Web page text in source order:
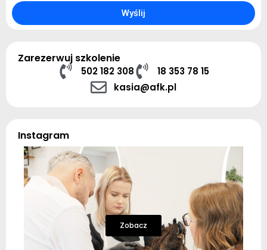
Wyślij
Zarezerwuj szkolenie
502 182 308
18 353 78 15
kasia@afk.pl
Instagram
Zobacz